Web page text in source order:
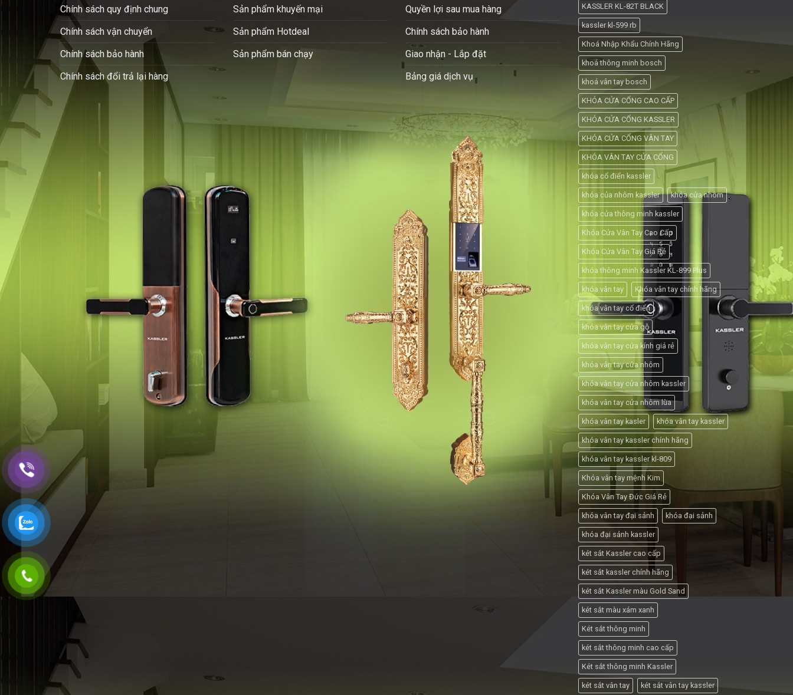
Chính sách quy định chung
Chính sách vận chuyển
Chính sách bảo hành
Chính sách đổi trả lại hàng
Sản phẩm khuyến mại
Sản phẩm Hotdeal
Sản phẩm bán chạy
Quyền lợi sau mua hàng
Chính sách bảo hành
Giao nhận - Lắp đặt
Bảng giá dịch vụ
KASSLER KL-82T BLACK
kassler kl-599 rb
Khoá Nhập Khẩu Chính Hãng
khoá thông minh bosch
khoá vân tay bosch
KHÓA CỬA CỔNG CAO CẤP
KHÓA CỬA CỔNG KASSLER
KHÓA CỬA CỔNG VÂN TAY
KHÓA VÂN TAY CỬA CỔNG
khóa cổ điển kassler
khóa của nhôm kassler khóa cửa nhôm
khóa cửa thông minh kassler
Khóa Cửa Vân Tay Cao Cấp
Khóa Cửa Vân Tay Giá Rẻ
khóa thông minh Kassler KL-899 Plus
khóa vân tay Khóa vân tay chính hãng
khóa vân tay cổ điển
khóa vân tay cửa gỗ
khóa vân tay cửa kính giá rẻ
khóa vân tay cửa nhôm
khóa vân tay cửa nhôm kassler
khóa vân tay cửa nhôm lùa
khóa vân tay kasler khóa vân tay kassler
khóa vân tay kassler chính hãng
khóa vân tay kassler kl-809
Khóa vân tay mệnh Kim
Khóa Vân Tay Đức Giá Rẻ
khóa vân tay đại sảnh khóa đại sảnh
khóa đại sảnh kassler
két sắt Kassler cao cấp
két sắt kassler chính hãng
két sắt Kassler màu Gold Sand
két sắt màu xám xanh
Két sắt thông minh
két sắt thông minh cao cấp
Két sắt thông minh Kassler
két sắt vân tay két sắt vân tay kassler